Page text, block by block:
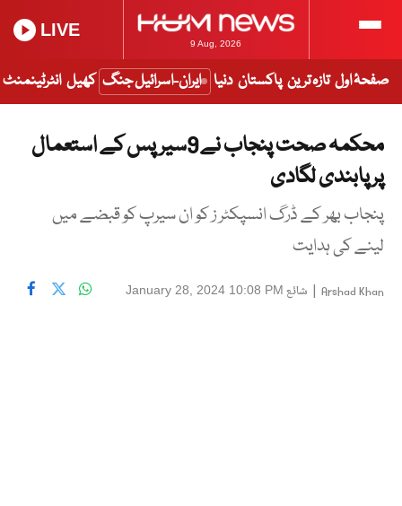
9 Aug, 2026
LIVE
صفحۂ اول تازہ ترین پاکستان دنیا ایران-اسرائیل جنگ کھیل انٹرٹینمنٹ
محکمہ صحت پنجاب نے 9سیر پس کے استعمال
پر پابندی لگادی
پنجاب بھر کے ڈرگ انسپکٹر ز کو ان سیرپ کو قبضے میں
لینے کی ہدایت
Arshad Khan
| شائع January 28, 2024 10:08 PM